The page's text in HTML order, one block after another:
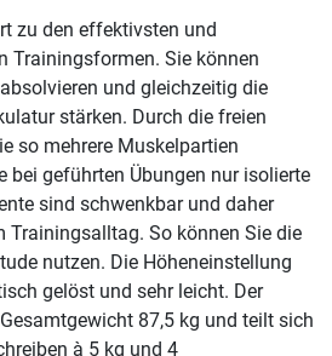
zu den effektivsten und
Trainingsformen. Sie können
und gleichzeitig die
stärken. Durch die freien
so mehrere Muskelpartien
bei geführten Übungen nur isolierte
sind schwenkbar und daher
Trainingsalltag. So können Sie die
nutzen. Die Höheneinstellung
gelöst und sehr leicht. Der
87,5 kg und teilt sich
à 5 kg und 4